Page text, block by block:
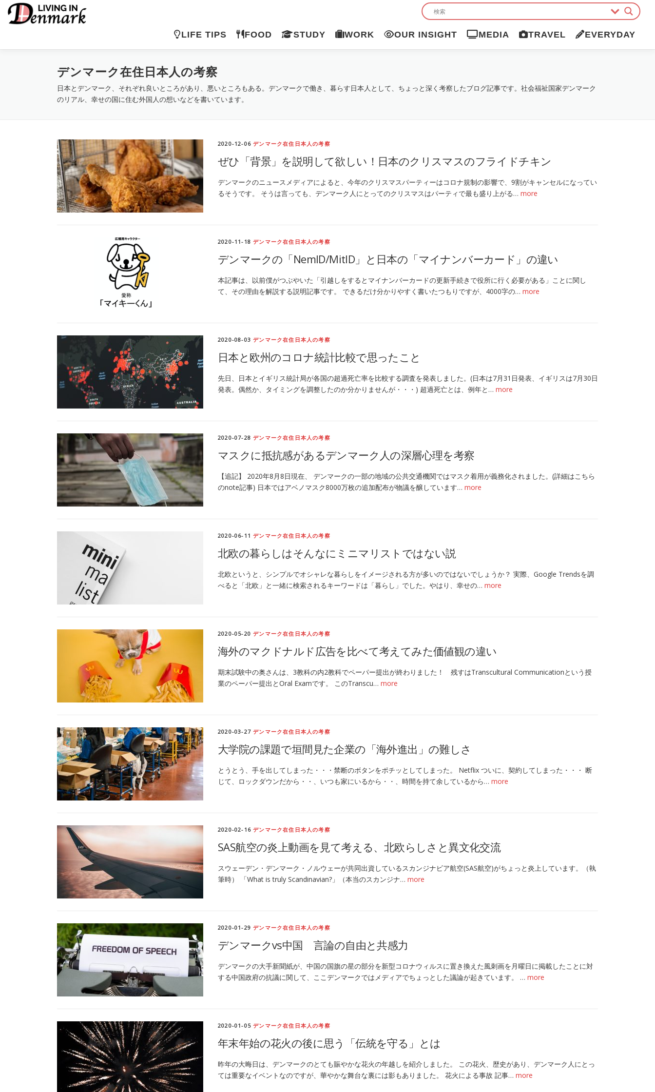
ツ
LIFE TIPS FOOD STUDY WORK OUR INSIGHT MEDIA TRAVEL EVERYDAY
デンマーク在住日本人の考察
日本とデンマーク、それぞれ良いところがあり、悪いところもある。デンマークで働き、暮らす日本人として、ちょっと深く考察したブログ記事です。社会福祉国家デンマーク
のリアル、幸せの国に住む外国人の想いなどを書いています。
2020-12-06デンマーク在住日本人の考察
ぜひ「背景」を説明して欲しい！日本のクリスマスのフライドチキン
デンマークのニュースメディアによると、今年のクリスマスパーティーはコロナ規制の影響で、9割がキャンセルになってい
るそうです。 そうは言っても、デンマーク人にとってのクリスマスはパーティで最も盛り上がる… more
2020-11-18デンマーク在住日本人の考察
デンマークの「NemID/MitID」と日本の「マイナンバーカード」の違い
本記事は、以前僕がつぶやいた「引越しをするとマイナンバーカードの更新手続きで役所に行く必要がある」ことに関し
て、その理由を解説する説明記事です。 できるだけ分かりやすく書いたつもりですが、4000字の… more
2020-08-03デンマーク在住日本人の考察
日本と欧州のコロナ統計比較で思ったこと
先日、日本とイギリス統計局が各国の超過死亡率を比較する調査を発表しました。(日本は7月31日発表、イギリスは7月30日
発表。偶然か、タイミングを調整したのか分かりませんが・・・) 超過死亡とは、例年と… more
2020-07-28デンマーク在住日本人の考察
マスクに抵抗感があるデンマーク人の深層心理を考察
【追記】 2020年8月8日現在、 デンマークの一部の地域の公共交通機関ではマスク着用が義務化されました。(詳細はこちら
のnote記事) 日本ではアベノマスク8000万枚の追加配布が物議を醸しています… more
2020-06-11デンマーク在住日本人の考察
北欧の暮らしはそんなにミニマリストではない説
北欧というと、シンプルでオシャレな暮らしをイメージされる方が多いのではないでしょうか？ 実際、Google Trendsを調
べると「北欧」と一緒に検索されるキーワードは「暮らし」でした。やはり、幸せの… more
2020-05-20デンマーク在住日本人の考察
海外のマクドナルド広告を比べて考えてみた価値観の違い
期末試験中の奥さんは、3教科の内2教科でペーパー提出が終わりました！ 残すはTranscultural Communicationという授
業のペーパー提出とOral Examです。 このTranscu… more
2020-03-27デンマーク在住日本人の考察
大学院の課題で垣間見た企業の「海外進出」の難しさ
とうとう、手を出してしまった・・・禁断のボタンをポチッとしてしまった。 Netflix ついに、契約してしまった・・・ 断
じて、ロックダウンだから・・、いつも家にいるから・・、時間を持て余しているから… more
2020-02-16デンマーク在住日本人の考察
SAS航空の炎上動画を見て考える、北欧らしさと異文化交流
スウェーデン・デンマーク・ノルウェーが共同出資しているスカンジナビア航空(SAS航空)がちょっと炎上しています。（執
筆時） 「What is truly Scandinavian?」（本当のスカンジナ… more
2020-01-29デンマーク在住日本人の考察
デンマークvs中国 言論の自由と共感力
デンマークの大手新聞紙が、中国の国旗の星の部分を新型コロナウィルスに置き換えた風刺画を月曜日に掲載したことに対
する中国政府の抗議に関して、ここデンマークではメディアでちょっとした議論が起きています。 … more
2020-01-05デンマーク在住日本人の考察
年末年始の花火の後に思う「伝統を守る」とは
昨年の大晦日は、デンマークのとても賑やかな花火の年越しを紹介しました。 この花火、歴史があり、デンマーク人にとっ
ては重要なイベントなのですが、華やかな舞台な裏には影もありました。 花火による事故 記事… more